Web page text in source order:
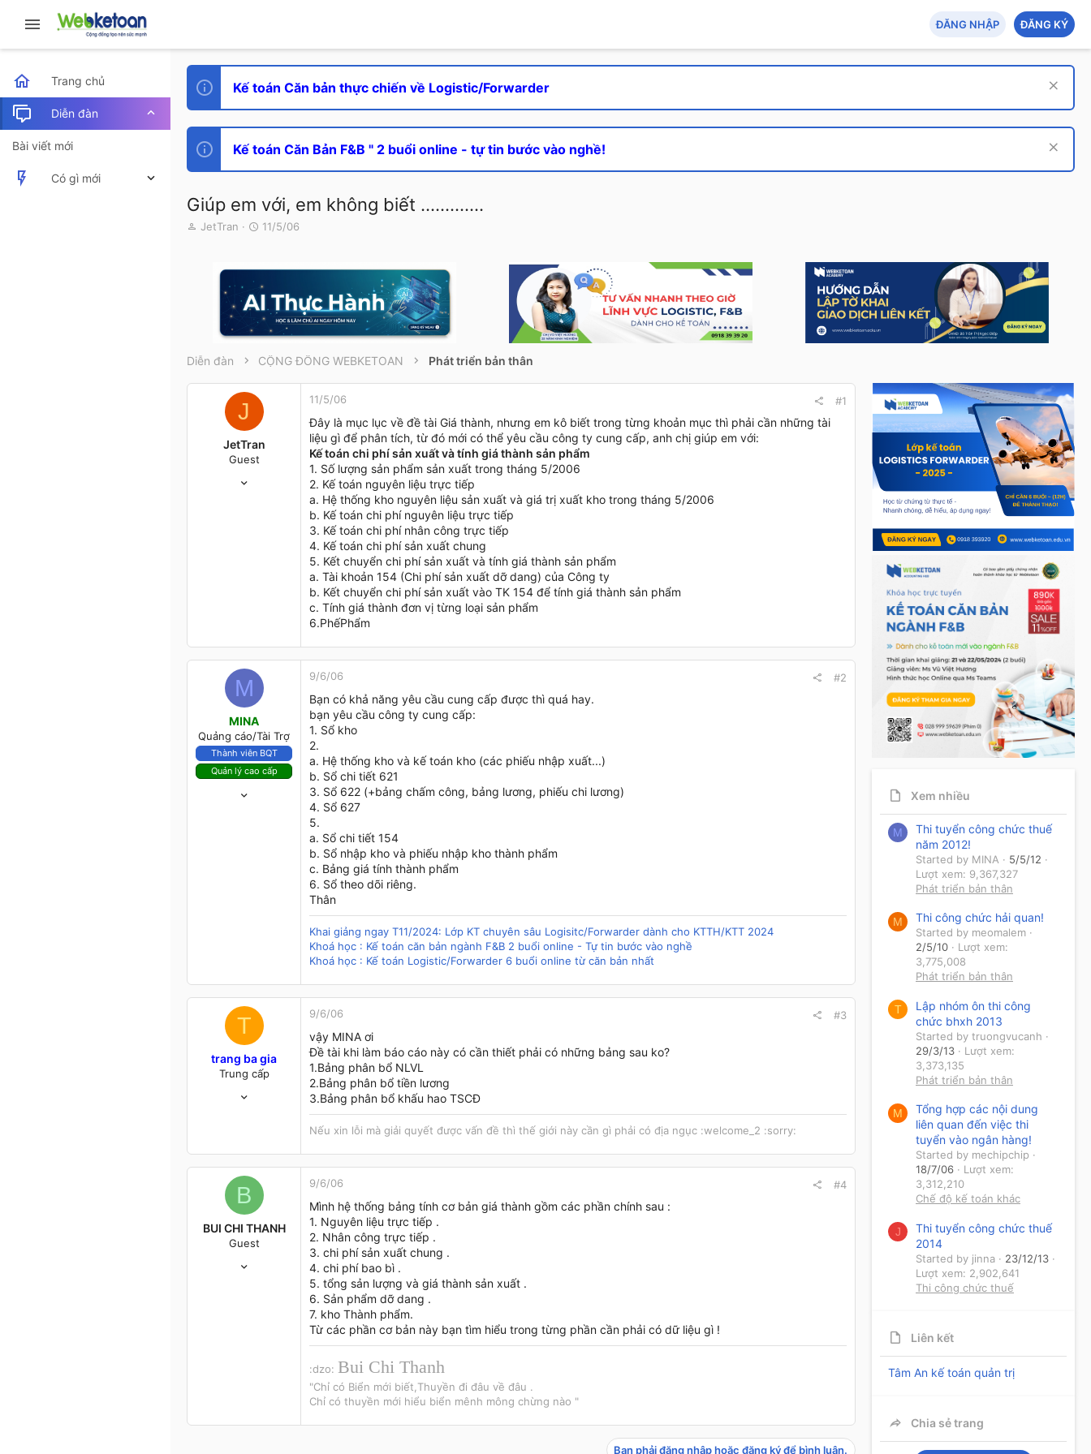
ĐĂNG NHẬP ĐĂNG KÝ
Trang chủ
Diễn đàn
Bài viết mới
Có gì mới
Kế toán Căn bản thực chiến về Logistic/Forwarder
Kế toán Căn Bản F&B " 2 buổi online - tự tin bước vào nghề!
Giúp em với, em không biết .............
T
r
e
JetTran
N
y
g
ử
i
11/5/06
Diễn đàn CỘNG ĐỒNG WEBKETOAN Phát triển bản thân
J
JetTran
Guest
11/5/06 #1
Đây là mục lục về đề tài Giá thành, nhưng em kô biết trong từng khoản mục thì phải cần những tài
liệu gì để phân tích, từ đó mới có thể yêu cầu công ty cung cấp, anh chị giúp em với:
Kế toán chi phí sản xuất và tính giá thành sản phẩm
1. Số lượng sản phẩm sản xuất trong tháng 5/2006
2. Kế toán nguyên liệu trực tiếp
a. Hệ thống kho nguyên liệu sản xuất và giá trị xuất kho trong tháng 5/2006
b. Kế toán chi phí nguyên liệu trực tiếp
3. Kế toán chi phí nhân công trực tiếp
4. Kế toán chi phí sản xuất chung
5. Kết chuyển chi phí sản xuất và tính giá thành sản phẩm
a. Tài khoản 154 (Chi phí sản xuất dỡ dang) của Công ty
b. Kết chuyển chi phí sản xuất vào TK 154 để tính giá thành sản phẩm
c. Tính giá thành đơn vị từng loại sản phẩm
6.PhếPhẩm
M
MINA
Quảng cáo/Tài Trợ
Thành viên BQT
Quản lý cao cấp
9/6/06 #2
Bạn có khả năng yêu cầu cung cấp được thì quá hay.
bạn yêu cầu công ty cung cấp:
1. Sổ kho
2.
a. Hệ thống kho và kế toán kho (các phiếu nhập xuất...)
b. Sổ chi tiết 621
3. Sổ 622 (+bảng chấm công, bảng lương, phiếu chi lương)
4. Sổ 627
5.
a. Sổ chi tiết 154
b. Sổ nhập kho và phiếu nhập kho thành phẩm
c. Bảng giá tính thành phẩm
6. Sổ theo dõi riêng.
Thân
Khai giảng ngay T11/2024: Lớp KT chuyên sâu Logisitc/Forwarder dành cho KTTH/KTT 2024
Khoá học : Kế toán căn bản ngành F&B 2 buổi online - Tự tin bước vào nghề
Khoá học : Kế toán Logistic/Forwarder 6 buổi online từ căn bản nhất
T
trang ba gia
Trung cấp
9/6/06 #3
vậy MINA ơi
Đề tài khi làm báo cáo này có cần thiết phải có những bảng sau ko?
1.Bảng phân bổ NLVL
2.Bảng phân bổ tiền lương
3.Bảng phân bổ khấu hao TSCĐ
Nếu xin lỗi mà giải quyết được vấn đề thì thế giới này cần gì phải có địa ngục :welcome_2 :sorry:
B
BUI CHI THANH
Guest
9/6/06 #4
Mình hệ thống bảng tính cơ bản giá thành gồm các phần chính sau :
1. Nguyên liệu trực tiếp .
2. Nhân công trực tiếp .
3. chi phí sản xuất chung .
4. chi phí bao bì .
5. tổng sản lượng và giá thành sản xuất .
6. Sản phẩm dỡ dang .
7. kho Thành phẩm.
Từ các phần cơ bản này bạn tìm hiểu trong từng phần cần phải có dữ liệu gì !
:dzo: Bui Chi Thanh
"Chỉ có Biển mới biết,Thuyền đi đâu về đâu .
Chỉ có thuyền mới hiểu biển mênh mông chừng nào "
Bạn phải đăng nhập hoặc đăng ký để bình luận.
Xem nhiều
M
Thi tuyển công chức thuế
năm 2012!
Started by MINA
5/5/12
Lượt xem: 9,367,327
Phát triển bản thân
M Thi công chức hải quan!
Started by meomalem
2/5/10
Lượt xem:
3,775,008
Phát triển bản thân
T
Lập nhóm ôn thi công
chức bhxh 2013
Started by truongvucanh
29/3/13
Lượt xem:
3,373,135
Phát triển bản thân
M
Tổng hợp các nội dung
liên quan đến việc thi
tuyển vào ngân hàng!
Started by mechipchip
18/7/06
Lượt xem:
3,312,210
Chế độ kế toán khác
J
Thi tuyển công chức thuế
2014
Started by jinna
23/12/13
Lượt xem: 2,902,641
Thi công chức thuế
Liên kết
Tâm An kế toán quản trị
Chia sẻ trang